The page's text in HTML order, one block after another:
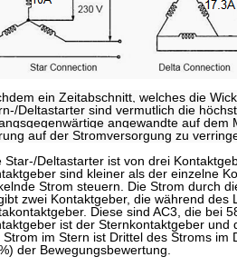
ein Zeitabschnitt, welches die
Deltastarter sind vermutlich die
angewandte auf dem
auf der Stromversorgung zu
Star-/Deltastarter ist von drei
sind kleiner als der einzelne
Strom steuern. Die Strom durch
zwei Kontaktgeber, die während
Diese sind AC3, die bei
ist der Sternkontaktgeber
Strom im Stern ist Drittel des Stroms
der Bewegungsbewertung.